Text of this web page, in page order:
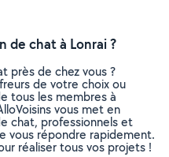
de chat à Lonrai ?
près de chez vous ?
de votre choix ou
tous les membres à
vous met en
chat, professionnels et
vous répondre rapidement.
réaliser tous vos projets !